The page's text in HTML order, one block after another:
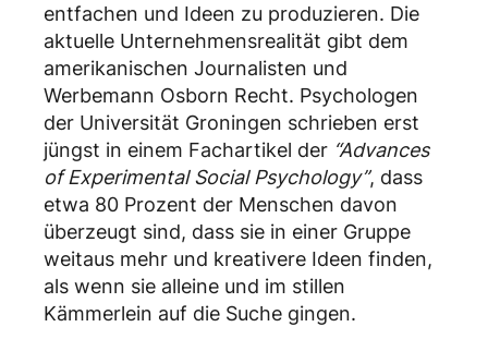
entfachen und Ideen zu produzieren. Die
aktuelle Unternehmensrealität gibt dem
amerikanischen Journalisten und
Werbemann Osborn Recht. Psychologen
der Universität Groningen schrieben erst
jüngst in einem Fachartikel der “Advances
of Experimental Social Psychology”, dass
etwa 80 Prozent der Menschen davon
überzeugt sind, dass sie in einer Gruppe
weitaus mehr und kreativere Ideen finden,
als wenn sie alleine und im stillen
Kämmerlein auf die Suche gingen.